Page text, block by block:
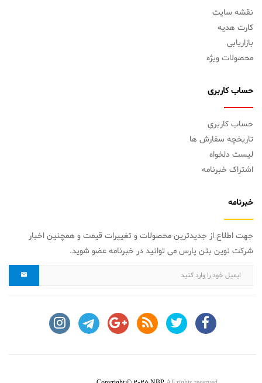
نقشه سایت
کارت هدیه
بازاریابی
محصولات ویژه
حساب کاربری
حساب کاربری
تاریخچه سفارش ها
لیست دلخواه
اشتراک خبرنامه
خبرنامه
جهت اطلاع از جدیدترین محصولات و تغییرات قیمت و همچنین اخبار
شرکت نوین بتن پارس می توانید در خبرنامه عضو شوید.